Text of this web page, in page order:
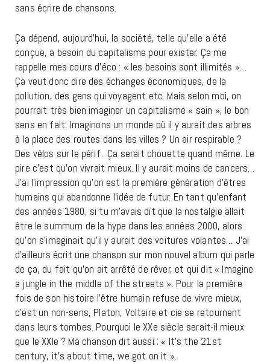
sans écrire de chansons.
Ça dépend, aujourd’hui, la société, telle qu’elle a été
conçue, a besoin du capitalisme pour exister. Ça me
rappelle mes cours d’éco : « les besoins sont illimités »…
Ça veut donc dire des échanges économiques, de la
pollution, des gens qui voyagent etc. Mais selon moi, on
pourrait très bien imaginer un capitalisme « sain », le bon
sens en fait. Imaginons un monde où il y aurait des arbres
à la place des routes dans les villes ? Un air respirable ?
Des vélos sur le périf . Ça serait chouette quand même. Le
pire c’est qu’on vivrait mieux. Il y aurait moins de cancers…
J’ai l’impression qu’on est la première génération d’êtres
humains qui abandonne l’idée de futur. En tant qu’enfant
des années 1980, si tu m’avais dit que la nostalgie allait
être le summum de la hype dans les années 2000, alors
qu’on s’imaginait qu’il y aurait des voitures volantes… J’ai
d’ailleurs écrit une chanson sur mon nouvel album qui parle
de ça, du fait qu’on ait arrêté de rêver, et qui dit « Imagine
a jungle in the middle of the streets ». Pour la première
fois de son histoire l’être humain refuse de vivre mieux,
c’est un non-sens, Platon, Voltaire et cie se retournent
dans leurs tombes. Pourquoi le XXe siècle serait-il mieux
que le XXIe ? Ma chanson dit aussi : « It’s the 21st
century, it’s about time, we got on it ».